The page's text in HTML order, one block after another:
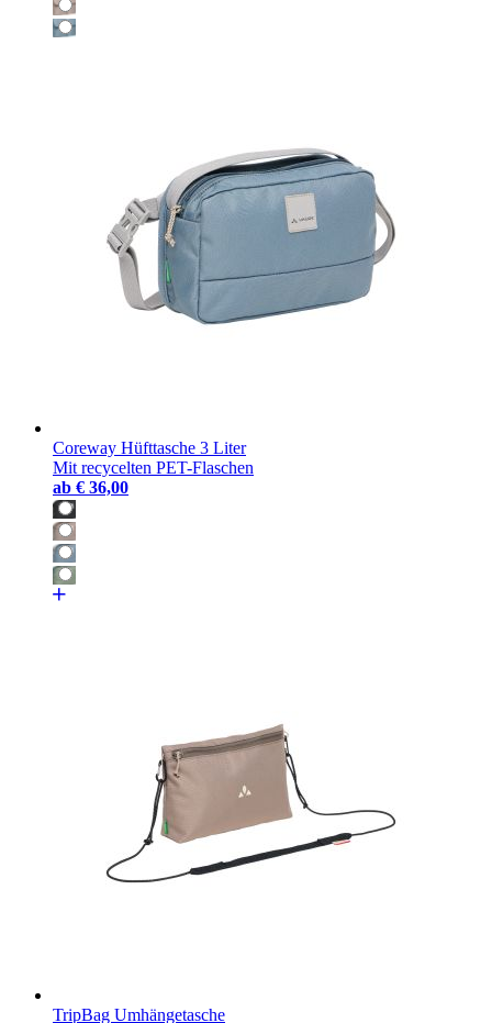
Coreway Hüfttasche 3 Liter
Mit recycelten PET-Flaschen
ab € 36,00
TripBag Umhängetasche